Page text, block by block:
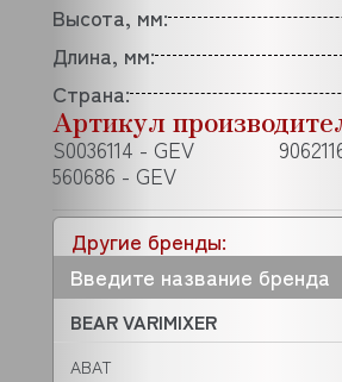
Другие бренды:
BEAR VARIMIXER
ABAT
Высота, мм:
Длина, мм:
Страна:
Артикул
S0036114 - GEV
560686 - GEV